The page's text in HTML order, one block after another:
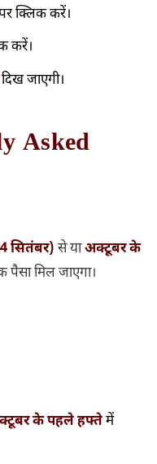
क्लिक करें।
करें।
जाएगी।
Asked
सितंबर) से याअक्टूबर के
पैसा मिल जाएगा।
के पहले हफ्तेमें